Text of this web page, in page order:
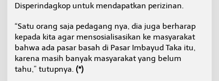
Disperindagkop untuk mendapatkan perizinan.
“Satu orang saja pedagang nya, dia juga berharap
kepada kita agar mensosialisasikan ke masyarakat
bahwa ada pasar basah di Pasar Imbayud Taka itu,
karena masih banyak masyarakat yang belum
tahu,” tutupnya. (*)